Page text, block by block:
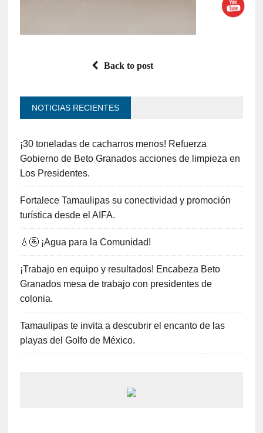
Back to post
NOTICIAS RECIENTES
¡30 toneladas de cacharros menos! Refuerza
Gobierno de Beto Granados acciones de limpieza en
Los Presidentes.
Fortalece Tamaulipas su conectividad y promoción
turística desde el AIFA.
💧🚰 ¡Agua para la Comunidad!
¡Trabajo en equipo y resultados! Encabeza Beto
Granados mesa de trabajo con presidentes de
colonia.
Tamaulipas te invita a descubrir el encanto de las
playas del Golfo de México.